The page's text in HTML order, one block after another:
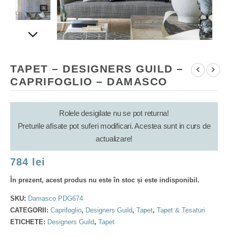
TAPET – DESIGNERS GUILD –
CAPRIFOGLIO – DAMASCO
Rolele desigilate nu se pot returna!
Preturile afisate pot suferi modificari. Acestea sunt in curs de
actualizare!
784 lei
În prezent, acest produs nu este în stoc și este indisponibil.
SKU: Damasco PDG674
CATEGORII: Caprifoglio, Designers Guild, Tapet, Tapet & Tesaturi
ETICHETE: Designers Guild, Tapet